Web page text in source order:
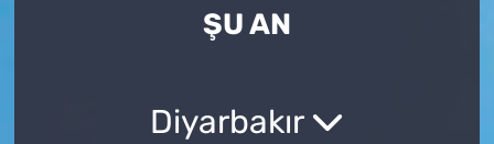
ŞU AN
Diyarbakır